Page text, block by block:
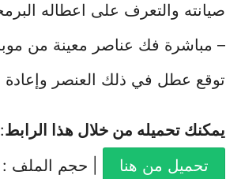
صيانته والتعرف على اعطاله
– مباشرة فك عناصر معينة من
توقع عطل في ذلك العنصر وإعادة
يمكنك تحميله من خلال هذا الرابط:
تحميل من هنا
| حجم الملف :